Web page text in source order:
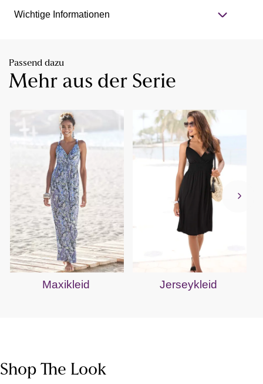
Wichtige Informationen
Passend dazu
Mehr aus der Serie
Maxikleid Jerseykleid
Shop The Look